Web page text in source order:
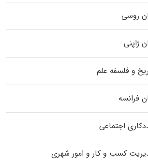
روسی
ژاپنی
و فلسفه علم
فرانسه
اجتماعی
کسب و کار و امور شهری